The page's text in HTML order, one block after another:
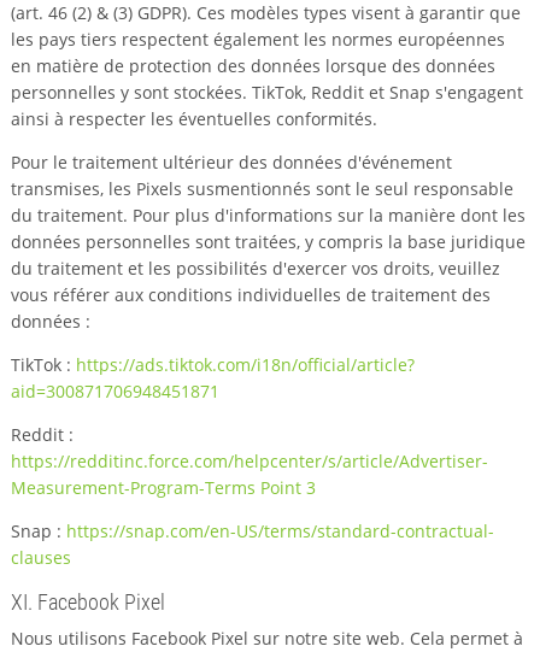
(art. 46 (2) & (3) GDPR). Ces modèles types visent à garantir que
les pays tiers respectent également les normes européennes
en matière de protection des données lorsque des données
personnelles y sont stockées. TikTok, Reddit et Snap s'engagent
ainsi à respecter les éventuelles conformités.
Pour le traitement ultérieur des données d'événement
transmises, les Pixels susmentionnés sont le seul responsable
du traitement. Pour plus d'informations sur la manière dont les
données personnelles sont traitées, y compris la base juridique
du traitement et les possibilités d'exercer vos droits, veuillez
vous référer aux conditions individuelles de traitement des
données :
TikTok : https://ads.tiktok.com/i18n/official/article?
aid=300871706948451871
Reddit :
https://redditinc.force.com/helpcenter/s/article/Advertiser-
Measurement-Program-Terms Point 3
Snap : https://snap.com/en-US/terms/standard-contractual-
clauses
XI. Facebook Pixel
Nous utilisons Facebook Pixel sur notre site web. Cela permet à